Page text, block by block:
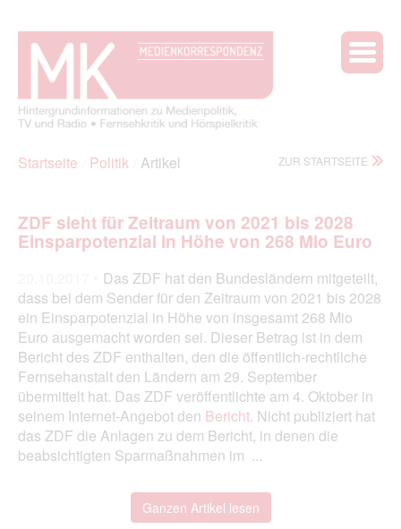
Startseite Politik Artikel ZUR STARTSEITE
ZDF siehtfür Zeitraum von 2021 bis 2028
Einsparpotenzial in Höhe von 268 Mio Euro
Das ZDF hat den Bundesländern mitgeteilt,
dass bei dem Sender für den Zeitraum von 2021 bis 2028
ein Einsparpotenzial in Höhe von insgesamt 268 Mio
Euro ausgemacht worden sei. Dieser Betrag ist in dem
Bericht des ZDF enthalten, den die öffentlich-rechtliche
Fernsehanstalt den Ländern am 29. September
übermittelt hat. Das ZDF veröffentlichte am 4. Oktober in
seinem Internet-Angebot den Bericht. Nicht publiziert hat
das ZDF die Anlagen zu dem Bericht, in denen die
beabsichtigten Sparmaßnahmen im ...
Ganzen Artikel lesen